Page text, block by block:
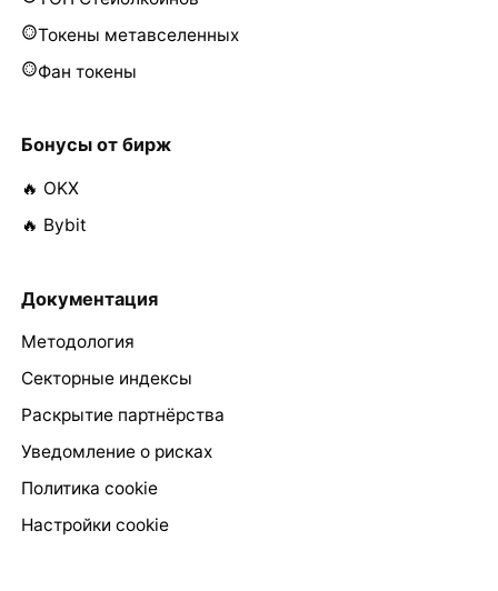
Токены метавселенных
Фан токены
Бонусы от бирж
🔥 OKX
🔥 Bybit
Документация
Методология
Секторные индексы
Раскрытие партнёрства
Уведомление о рисках
Политика cookie
Настройки cookie